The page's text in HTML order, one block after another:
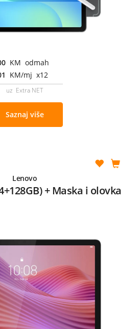
KM odmah
KM/mj x12
uz Extra NET
Saznaj više
Lenovo
+ Maska i olovka